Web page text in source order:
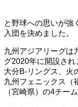
と野球への思いが強
入団を決めました。
九州アジアリーグは
グ2020年に開設され
大分B-リングス、火
九州フェニックス（
（宮崎県）の4チー